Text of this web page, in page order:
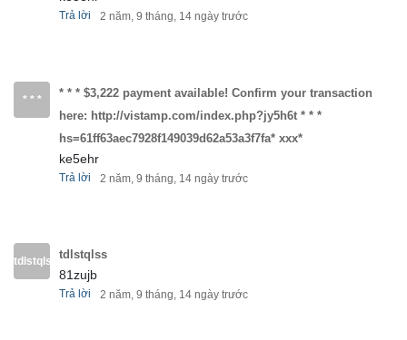
ххх*
jy5h6t">$3,222
available</a>
* * *
hs=61ff63aec7928f149039d62a53a3f7fa*
Trả lời 2 năm, 9 tháng, 14 ngày trước
* * *
Confirm
your
* * * $3,222 payment available! Confirm your transaction
here: http://vistamp.com/index.php?jy5h6t * * *
hs=61ff63aec7928f149039d62a53a3f7fa* ххх*
ke5ehr
Trả lời 2 năm, 9 tháng, 14 ngày trước
tdlstqlss tdlstqlss
81zujb
Trả lời 2 năm, 9 tháng, 14 ngày trước